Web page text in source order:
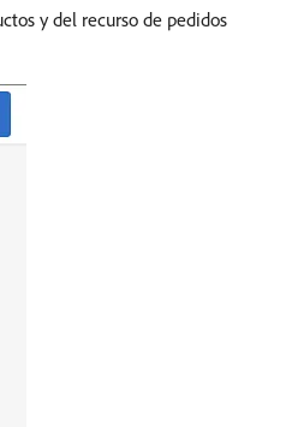
y del recurso de pedidos